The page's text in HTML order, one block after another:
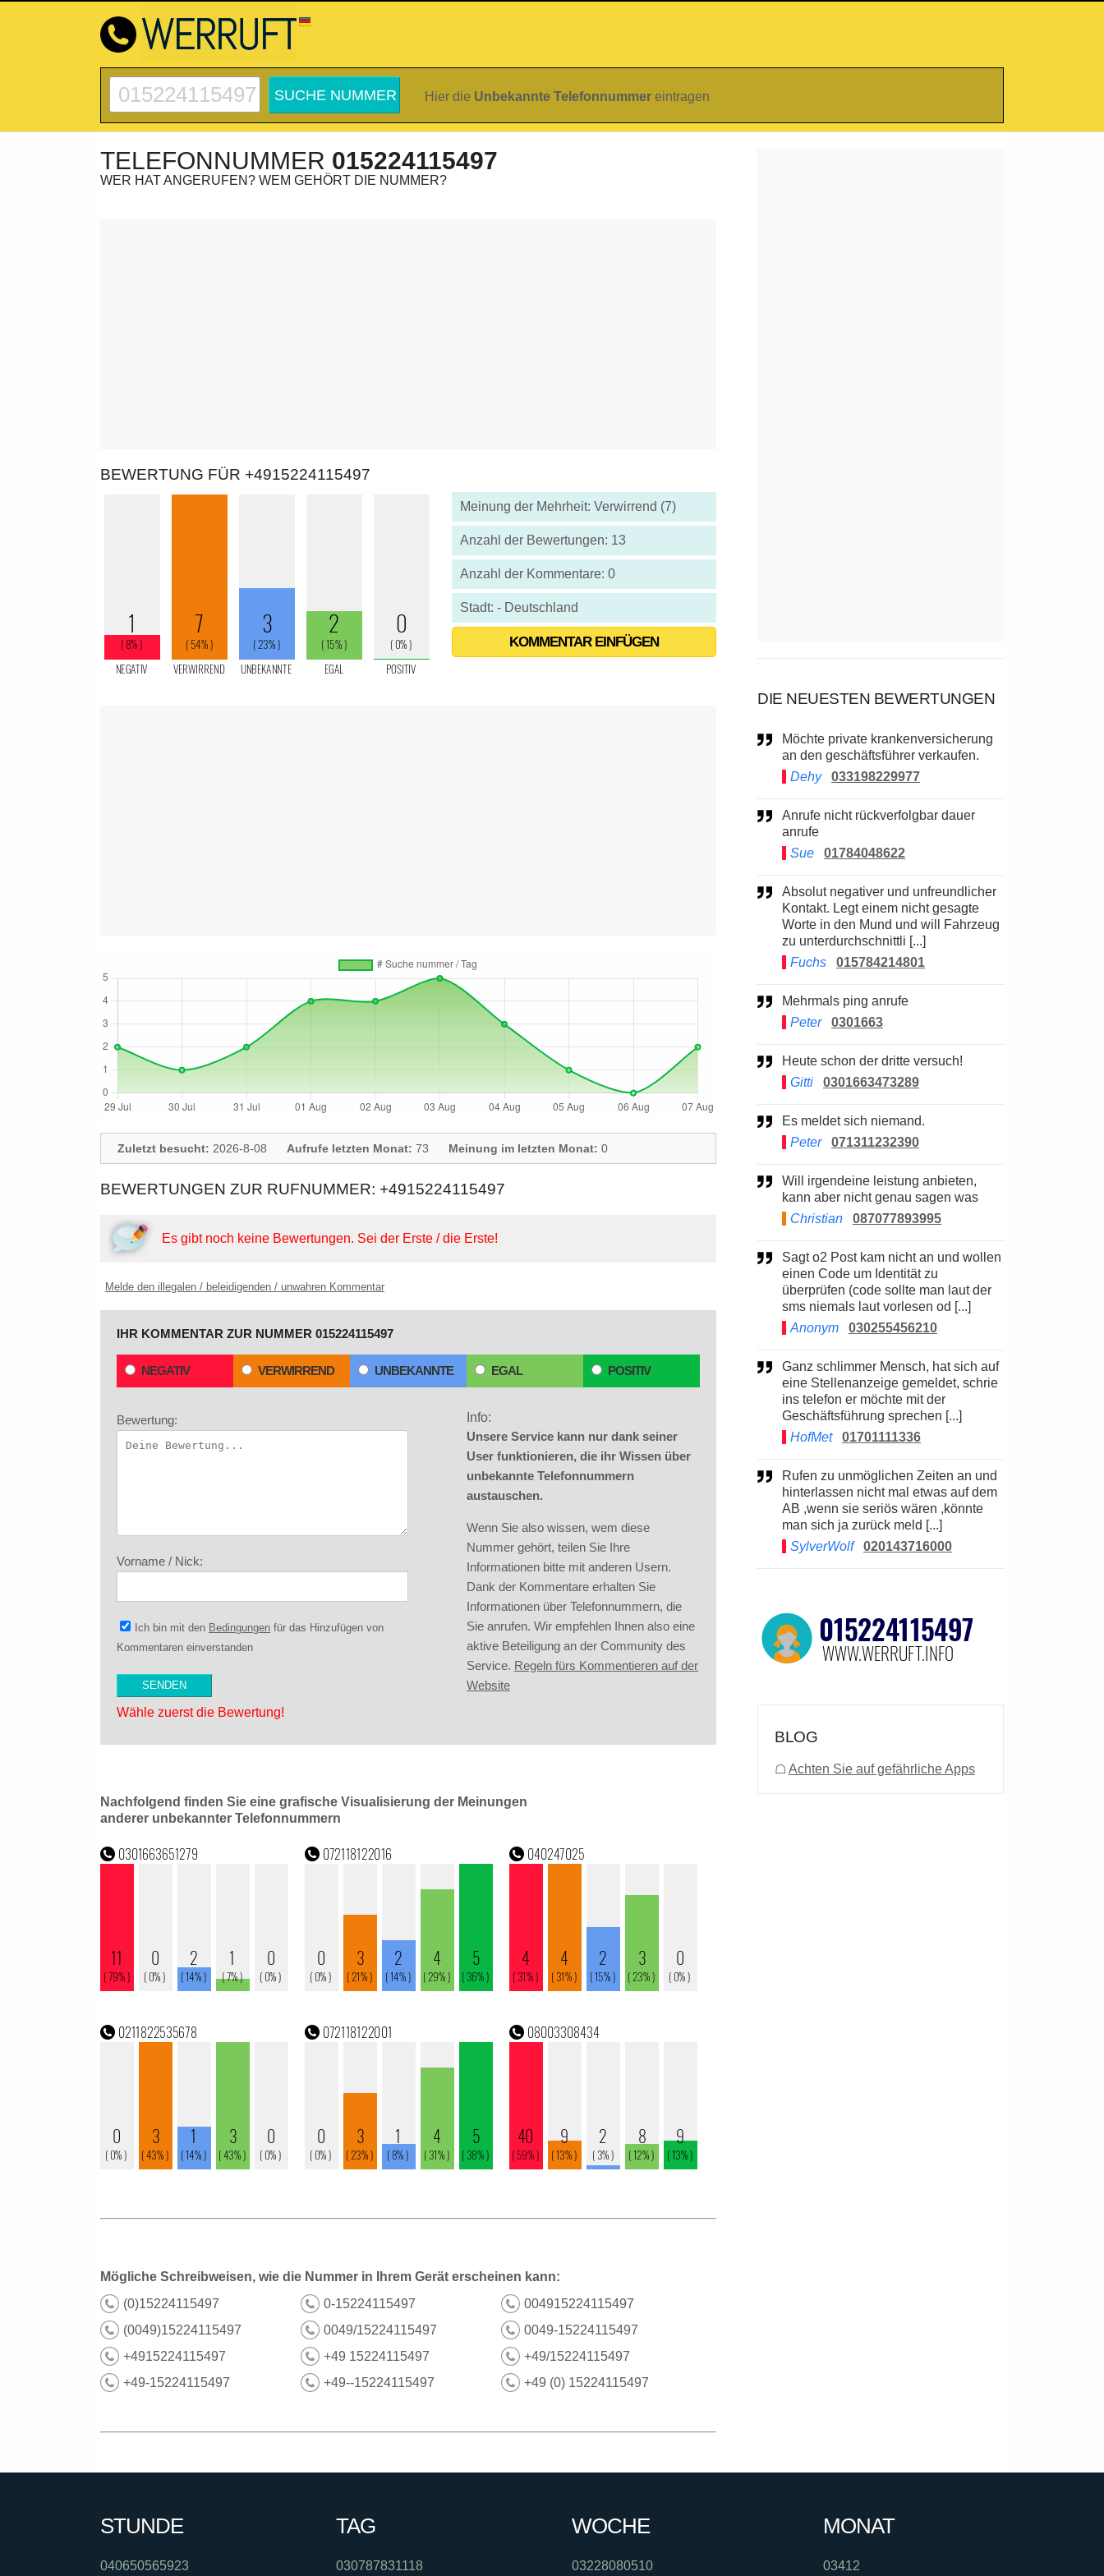
Hier die Unbekannte Telefonnummer eintragen
TELEFONNUMMER 015224115497
WER HAT ANGERUFEN? WEM GEHÖRT DIE NUMMER?
BEWERTUNG FÜR +4915224115497
Meinung der Mehrheit: Verwirrend (7)
Anzahl der Bewertungen: 13
Anzahl der Kommentare: 0
Stadt: - Deutschland
KOMMENTAR EINFÜGEN
Zuletzt besucht: 2026-8-08 Aufrufe letzten Monat: 73 Meinung im letzten Monat: 0
BEWERTUNGEN ZUR RUFNUMMER: +4915224115497
Es gibt noch keine Bewertungen. Sei der Erste / die Erste!
Melde den illegalen / beleidigenden / unwahren Kommentar
IHR KOMMENTAR ZUR NUMMER 015224115497
NEGATIV VERWIRREND UNBEKANNTE EGAL POSITIV
Bewertung:
Vorname / Nick:
Ich bin mit den Bedingungen für das Hinzufügen von
Kommentaren einverstanden
Wähle zuerst die Bewertung!
Info:
Unsere Service kann nur dank seiner
User funktionieren, die ihr Wissen über
unbekannte Telefonnummern
austauschen.
Wenn Sie also wissen, wem diese
Nummer gehört, teilen Sie Ihre
Informationen bitte mit anderen Usern.
Dank der Kommentare erhalten Sie
Informationen über Telefonnummern, die
Sie anrufen. Wir empfehlen Ihnen also eine
aktive Beteiligung an der Community des
Service. Regeln fürs Kommentieren auf der
Website
Nachfolgend finden Sie eine grafische Visualisierung der Meinungen
anderer unbekannter Telefonnummern
Mögliche Schreibweisen, wie die Nummer in Ihrem Gerät erscheinen kann:
(0)15224115497
0-15224115497
004915224115497
(0049)15224115497
0049/15224115497
0049-15224115497
+4915224115497
+49 15224115497
+49/15224115497
+49-15224115497
+49--15224115497 +49 (0) 15224115497
DIE NEUESTEN BEWERTUNGEN
Möchte private krankenversicherung
an den geschäftsführer verkaufen.
Dehy
033198229977
Anrufe nicht rückverfolgbar dauer
anrufe
Sue
01784048622
Absolut negativer und unfreundlicher
Kontakt. Legt einem nicht gesagte
Worte in den Mund und will Fahrzeug
zu unterdurchschnittli [...]
Fuchs
015784214801
Mehrmals ping anrufe
Peter
0301663
Heute schon der dritte versuch!
Gitti
0301663473289
Es meldet sich niemand.
Peter
071311232390
Will irgendeine leistung anbieten,
kann aber nicht genau sagen was
Christian
087077893995
Sagt o2 Post kam nicht an und wollen
einen Code um Identität zu
überprüfen (code sollte man laut der
sms niemals laut vorlesen od [...]
Anonym
030255456210
Ganz schlimmer Mensch, hat sich auf
eine Stellenanzeige gemeldet, schrie
ins telefon er möchte mit der
Geschäftsführung sprechen [...]
HofMet
01701111336
Rufen zu unmöglichen Zeiten an und
hinterlassen nicht mal etwas auf dem
AB ,wenn sie seriös wären ,könnte
man sich ja zurück meld [...]
SylverWolf
020143716000
BLOG
☖ Achten Sie auf gefährliche Apps
STUNDE
040650565923
TAG
030787831118
WOCHE
03228080510
MONAT
03412